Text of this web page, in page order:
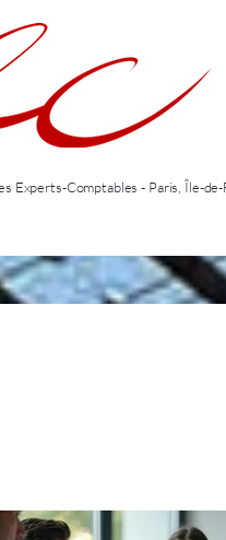
Experts-Comptables - Paris, Île-